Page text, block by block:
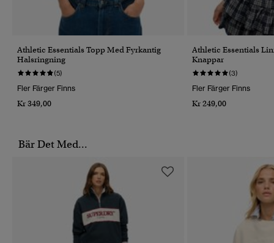
Athletic Essentials Topp Med Fyrkantig
Halsringning
(5)
Fler Färger Finns
Kr 349,00
Athletic Essentials
Knappar
(3)
Fler Färger Finns
Kr 249,00
Bär Det Med...